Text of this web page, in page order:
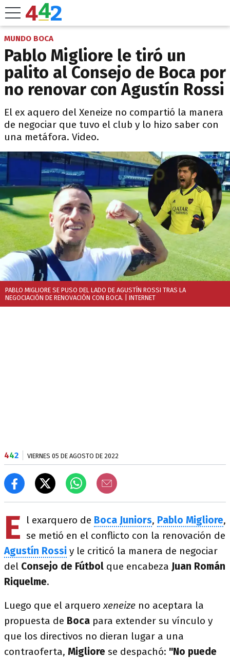
MUNDO BOCA
Pablo Migliore le tiró un
palito al Consejo de Boca por
no renovar con Agustín Rossi
El ex aquero del Xeneize no compartió la manera
de negociar que tuvo el club y lo hizo saber con
una metáfora. Video.
PABLO MIGLIORE SE PUSO DEL LADO DE AGUSTÍN ROSSI TRAS LA
NEGOCIACIÓN DE RENOVACIÓN CON BOCA. | INTERNET
442 VIERNES 05 DE AGOSTO DE 2022
E l exarquero de Boca Juniors, Pablo Migliore,
se metió en el conflicto con la renovación de
Agustín Rossi y le criticó la manera de negociar
del Consejo de Fútbol que encabeza Juan Román
Riquelme.
Luego que el arqueroxeneize no aceptara la
propuesta de Boca para extender su vínculo y
que los directivos no dieran lugar a una
contraoferta, Migliore se despachó: "No puede